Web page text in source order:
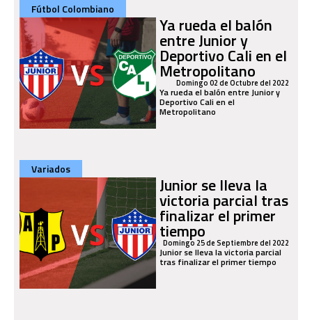
Fútbol Colombiano
Ya rueda el balón
entre Junior y
Deportivo Cali en el
Metropolitano
Domingo 02 de Octubre del 2022
Ya rueda el balón entre Junior y
Deportivo Cali en el
Metropolitano
Variados
Junior se lleva la
victoria parcial tras
finalizar el primer
tiempo
Domingo 25 de Septiembre del 2022
Junior se lleva la victoria parcial
tras finalizar el primer tiempo